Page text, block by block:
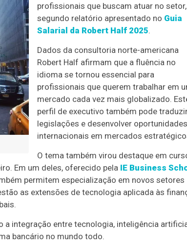
profissionais que buscam atuar no setor,
segundo relatório apresentado no Guia
Salarial da Robert Half 2025.
Dados da consultoria norte-americana
Robert Half afirmam que a fluência no
idioma se tornou essencial para
profissionais que querem trabalhar em
mercado cada vez mais globalizado.
perfil de executivo também pode
legislações e desenvolver oportunidades
internacionais em mercados
O tema também virou destaque em
Em um deles, oferecido pela IE Business
permitem especialização em novos setores
as extensões de tecnologia aplicada às
a integração entre tecnologia, inteligência
bancário no mundo todo.